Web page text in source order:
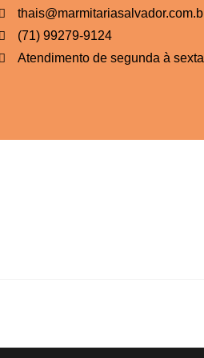
(71) 99279-9124
Atendimento de segunda à